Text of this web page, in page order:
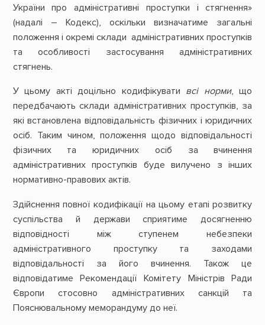
України про адміністративні проступки і стягнення»
(надалі – Кодекс), оскільки визначатиме загальні
положення і окремі склади адміністративних проступків
та особливості застосування адміністративних
стягнень.
У цьому акті доцільно кодифікувати всі норми, що
передбачають склади адміністративних проступків, за
які встановлена відповідальність фізичних і юридичних
осіб. Таким чином, положення щодо відповідальності
фізичних та юридичних осіб за вчинення
адміністративних проступків буде вилучено з інших
нормативно-правових актів.
Здійснення повної кодифікації на цьому етапі розвитку
суспільства й держави сприятиме досягненню
відповідності між ступенем небезпеки
адміністративного проступку та заходами
відповідальності за його вчинення. Також це
відповідатиме Рекомендації Комітету Міністрів Ради
Європи стосовно адміністративних санкцій та
Пояснювальному меморандуму до неї.